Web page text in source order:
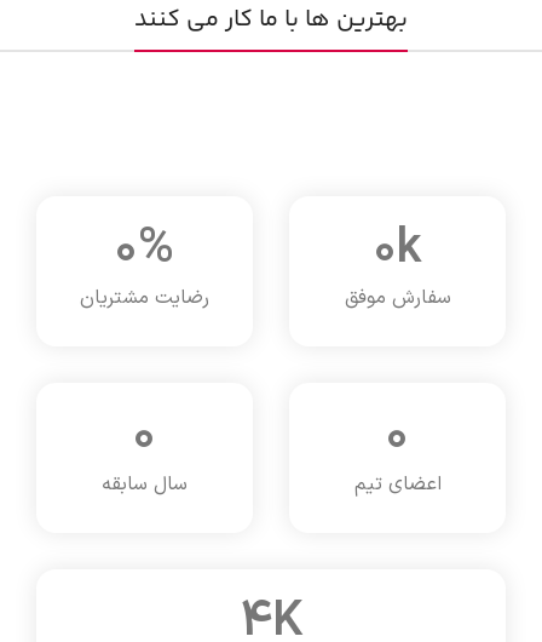
بهترین ها با ما کار می کنند
سفارش موفق
k
0
رضایت مشتریان
%
0
اعضای تیم
0
سال سابقه
0
K
4